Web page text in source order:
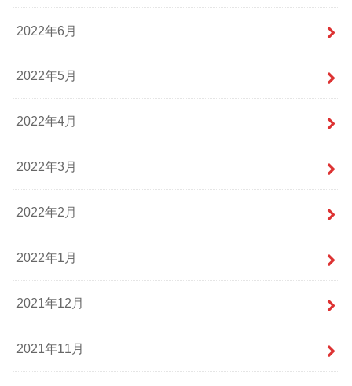
2022年6月
2022年5月
2022年4月
2022年3月
2022年2月
2022年1月
2021年12月
2021年11月